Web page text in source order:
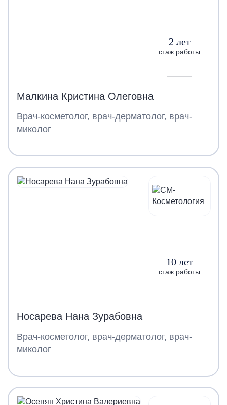
2 лет
стаж работы
Малкина Кристина Олеговна
Врач-косметолог, врач-дерматолог, врач-
миколог
10 лет
стаж работы
Носарева Нана Зурабовна
Врач-косметолог, врач-дерматолог, врач-
миколог